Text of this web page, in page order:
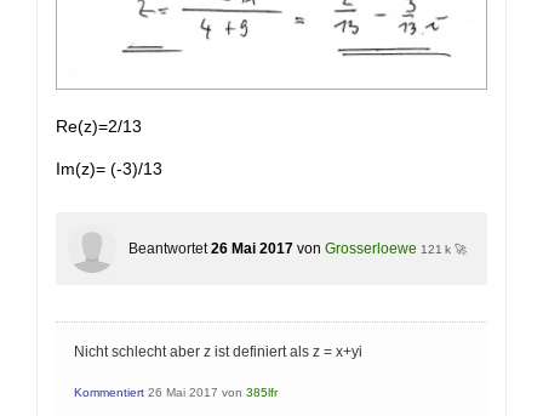
Re(z)=2/13
Im(z)= (-3)/13
Beantwortet 26 Mai 2017 von Grosserloewe 121 k 🚀
Nicht schlecht aber z ist definiert als z = x+yi
Kommentiert 26 Mai 2017 von 385lfr